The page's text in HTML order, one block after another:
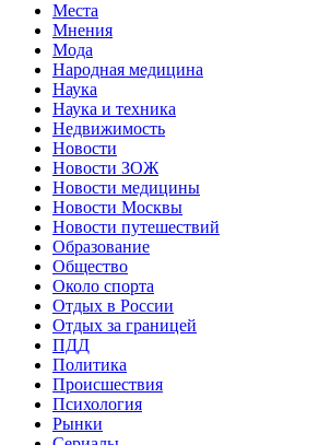
Места
Мнения
Мода
Народная медицина
Наука
Наука и техника
Недвижимость
Новости
Новости ЗОЖ
Новости медицины
Новости Москвы
Новости путешествий
Образование
Общество
Около спорта
Отдых в России
Отдых за границей
ПДД
Политика
Происшествия
Психология
Рынки